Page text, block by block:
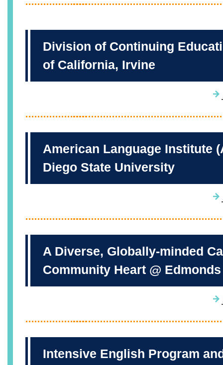
Division of Continuing
of California, Irvine
American Language Institute
Diego State University
A Diverse, Globally-minded
Community Heart @
Intensive English Program